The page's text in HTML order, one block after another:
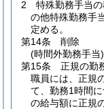
2
特殊勤務手当
の他特殊勤務手
定める。
第14条
削除
(時間外勤務手当)
第15条
正規の勤
職員には、正規
て、勤務1時間に
の給与額に正規